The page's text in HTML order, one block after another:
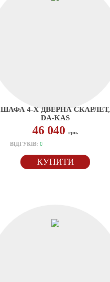
ШАФА 4-Х ДВЕРНА СКАРЛЕТ,
DA-KAS
46 040 грн.
ВІДГУКІВ: 0
КУПИТИ